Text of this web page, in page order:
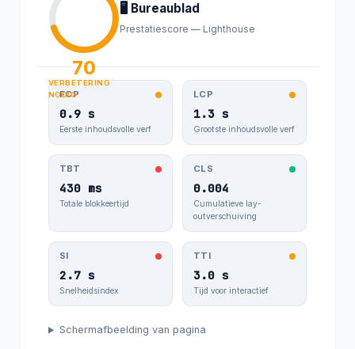
70
VERBETERING
NODIG
🖥️ Bureaublad
Prestatiescore — Lighthouse
FCP
0.9 s
Eerste inhoudsvolle verf
LCP
1.3 s
Grootste inhoudsvolle verf
TBT
430 ms
Totale blokkeertijd
CLS
0.004
Cumulatieve lay-
outverschuiving
SI
2.7 s
Snelheidsindex
TTI
3.0 s
Tijd voor interactief
Schermafbeelding van pagina